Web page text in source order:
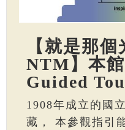
【就是那
NTM】本
Guided
1908年成立的國
藏， 本參觀指引